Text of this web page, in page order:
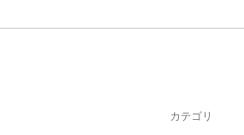
カテゴリ